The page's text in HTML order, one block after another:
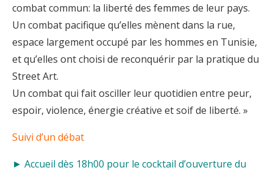
combat commun: la liberté des femmes de leur pays.
Un combat pacifique qu’elles mènent dans la rue,
espace largement occupé par les hommes en Tunisie,
et qu’elles ont choisi de reconquérir par la pratique du
Street Art.
Un combat qui fait osciller leur quotidien entre peur,
espoir, violence, énergie créative et soif de liberté. »
Suivi d’un débat
► Accueil dès 18h00 pour le cocktail d’ouverture du